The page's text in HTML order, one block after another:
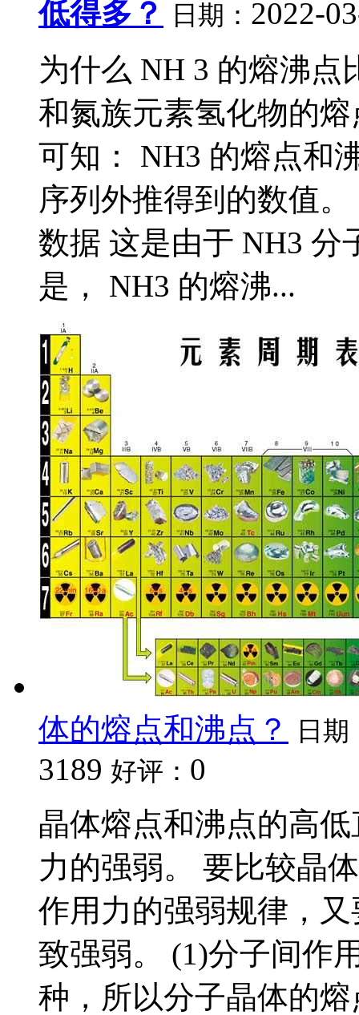
低得多？ 日期： 2022-
为什么 NH 3 的熔沸点
和氮族元素氢化物的
可知： NH3 的熔点和
序列外推得到的数值
数据 这是由于 NH3 分
是， NH3 的熔沸...
体的熔点和沸点？ 日期
3189 好评： 0
晶体熔点和沸点的高
力的强弱。 要比较晶
作用力的强弱规律，
致强弱。 (1)分子间作
种，所以分子晶体的